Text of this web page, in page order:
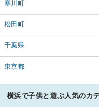
寒川町
松田町
千葉県
東京都
横浜で子供と遊ぶ人気のカ